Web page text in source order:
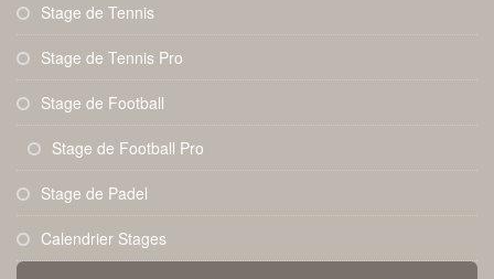
Stage de Tennis
Stage de Tennis Pro
Stage de Football
Stage de Football Pro
Stage de Padel
Calendrier Stages